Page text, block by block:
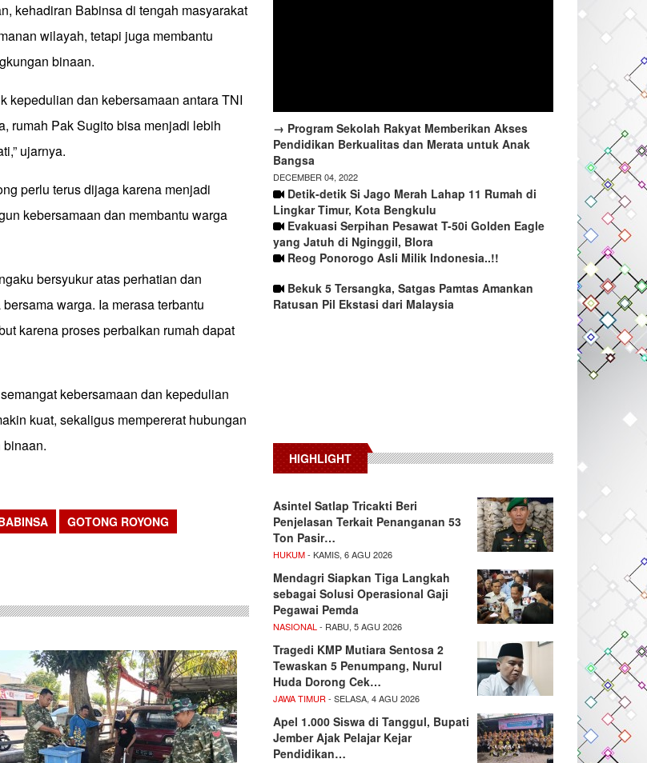
kehadiran Babinsa di tengah masyarakat
wilayah, tetapi juga membantu
binaan.
kepedulian dan kebersamaan antara TNI
rumah Pak Sugito bisa menjadi lebih
ujarnya.
perlu terus dijaga karena menjadi
kebersamaan dan membantu warga
bersyukur atas perhatian dan
warga. Ia merasa terbantu
karena proses perbaikan rumah dapat
kebersamaan dan kepedulian
kuat, sekaligus mempererat hubungan
GOTONG ROYONG
→ Program Sekolah Rakyat Memberikan Akses
Pendidikan Berkualitas dan Merata untuk Anak
Bangsa
DECEMBER 04, 2022
Detik-detik Si Jago Merah Lahap 11 Rumah di
Lingkar Timur, Kota Bengkulu
Evakuasi Serpihan Pesawat T-50i Golden Eagle
yang Jatuh di Nginggil, Blora
Reog Ponorogo Asli Milik Indonesia..!!
Bekuk 5 Tersangka, Satgas Pamtas Amankan
Ratusan Pil Ekstasi dari Malaysia
HIGHLIGHT
Asintel Satlap Tricakti Beri
Penjelasan Terkait Penanganan 53
Ton Pasir…
HUKUM- KAMIS, 6 AGU 2026
Mendagri Siapkan Tiga Langkah
sebagai Solusi Operasional Gaji
Pegawai Pemda
NASIONAL - RABU, 5 AGU 2026
Tragedi KMP Mutiara Sentosa 2
Tewaskan 5 Penumpang, Nurul
Huda Dorong Cek…
JAWA TIMUR - SELASA, 4 AGU 2026
Apel 1.000 Siswa di Tanggul, Bupati
Jember Ajak Pelajar Kejar
Pendidikan…